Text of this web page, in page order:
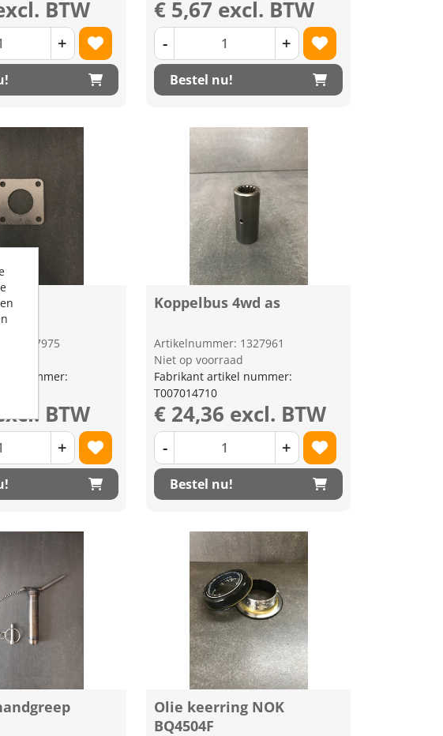
BTW
+
€ 5,67 excl. BTW
- +
Bestel nu!
1327975
nummer:
BTW
+
Koppelbus 4wd as
Artikelnummer: 1327961
Niet op voorraad
Fabrikant artikel nummer:
T007014710
€ 24,36 excl. BTW
- +
Bestel nu!
Olie keerring NOK
BQ4504F